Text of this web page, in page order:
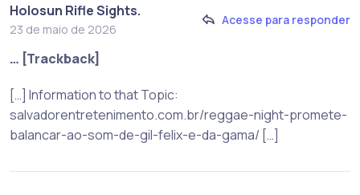
Holosun Rifle Sights.
23 de maio de 2026
Acesse para responder
… [Trackback]
[…] Information to that Topic:
salvadorentretenimento.com.br/reggae-night-promete-
balancar-ao-som-de-gil-felix-e-da-gama/ […]